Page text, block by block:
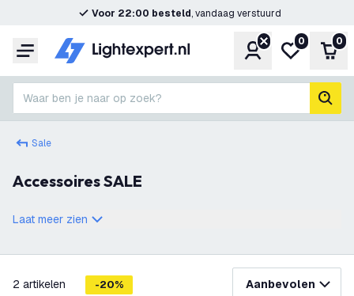
Voor 22:00 besteld, vandaag verstuurd
Menu Account
Mijn
0 0
Waar ben je naar op zoek?
Sale
Accessoires SALE
Laat meer zien
2 artikelen Aanbevolen
-20%
filteren